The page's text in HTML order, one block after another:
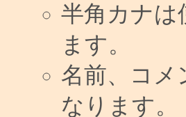
半角カナは
ます。
名前、コメ
なります。